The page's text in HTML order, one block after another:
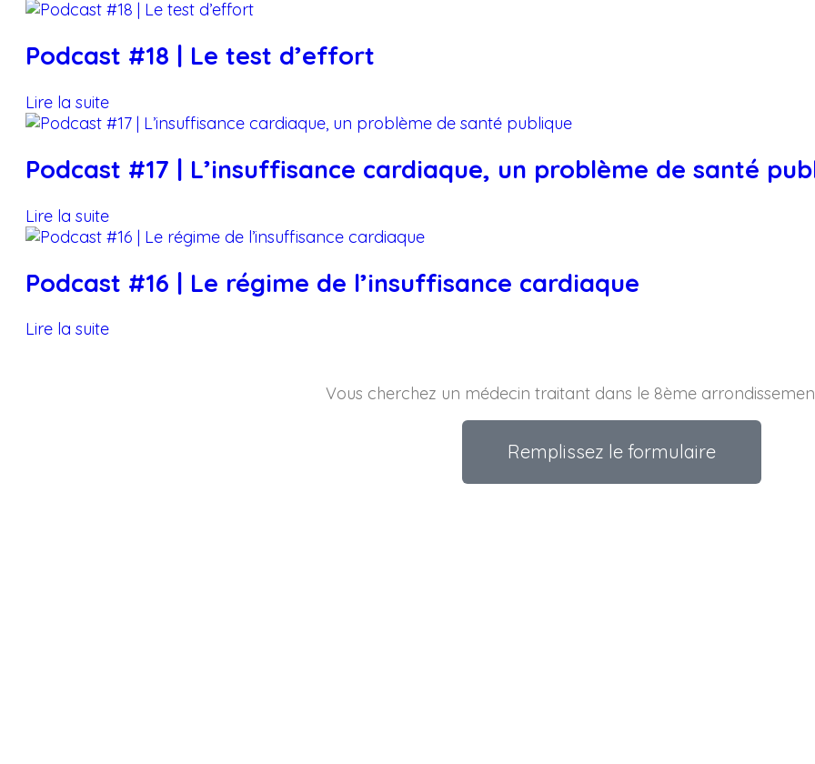
Podcast #18 | Le test d’effort
Lire la suite
Podcast #17 | L’insuffisance cardiaque, un problème de santé
Lire la suite
Podcast #16 | Le régime de l’insuffisance cardiaque
Lire la suite
Vous cherchez un médecin traitant dans le 8ème
Remplissez le formulaire